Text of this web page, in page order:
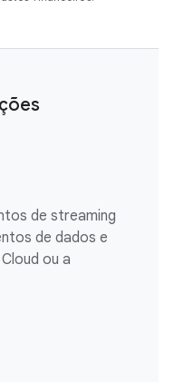
de streaming
de dados e
ou a